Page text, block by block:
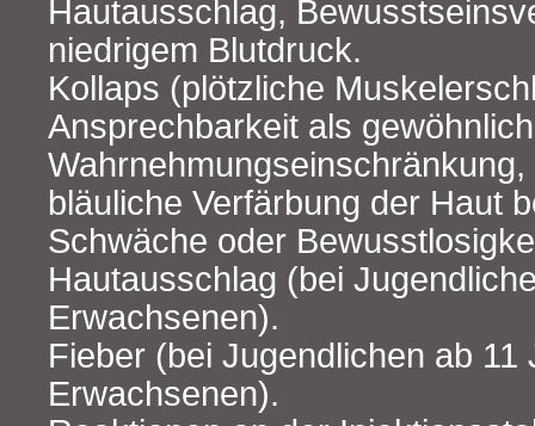
Hautausschlag,
niedrigem Blutdruck.
Kollaps (plötzliche
Ansprechbarkeit als
bläuliche Verfärbung der Haut
Schwäche oder
Hautausschlag (bei
Erwachsenen).
Fieber (bei Jugendlichen ab 11
Erwachsenen).